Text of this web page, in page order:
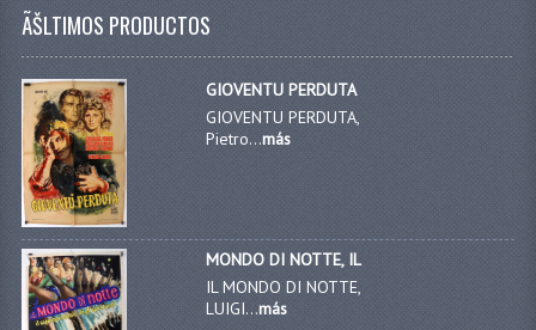
ÃŠLTIMOS PRODUCTOS
GIOVENTU PERDUTA
GIOVENTU PERDUTA,
Pietro...más
MONDO DI NOTTE, IL
IL MONDO DI NOTTE,
LUIGI...más